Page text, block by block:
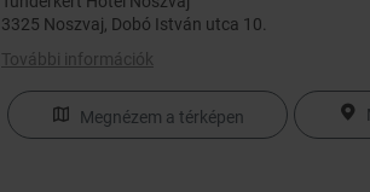
ágyak is részét képezik a berendezésnek, hiszen
ahol - a tavaszi és nyári reggeleken kiülve - egy
pohár nemes egri bor elkortyolgatása a
emeleti szobák erkélyéről néhány perccel tovább
3325 Noszvaj, Dobó István utca 10.
További információk
Megnézem a térképen